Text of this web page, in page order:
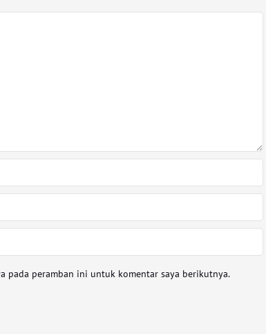
pada peramban ini untuk komentar saya berikutnya.